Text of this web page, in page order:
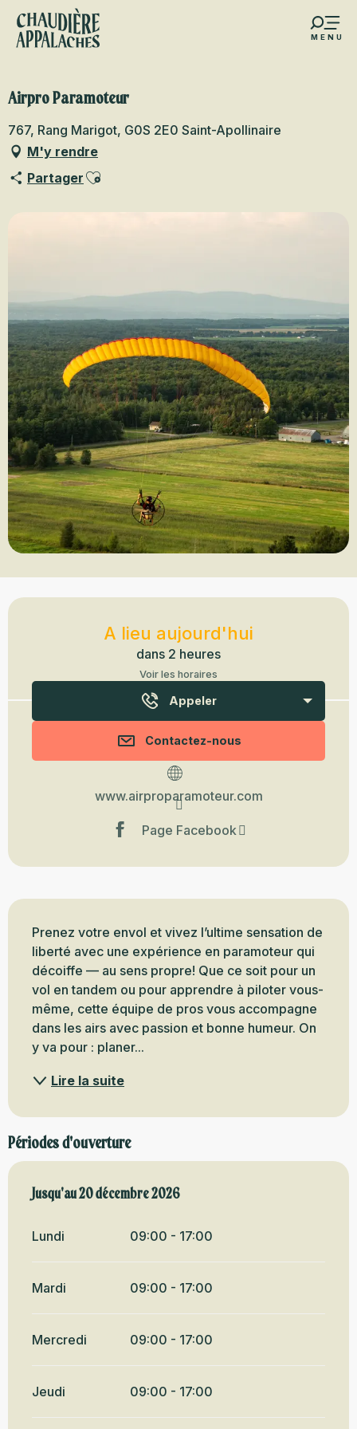
Aller
contenu
MENU
favoris
Airpro Paramoteur
767, Rang Marigot, G0S 2E0 Saint-Apollinaire
M'y rendre
Partager Ajouter aux favoris
Ouverture et coordonnées
A lieu aujourd'hui
dans 2 heures
Voir les horaires
Appeler
Contactez-nous
www.airproparamoteur.com
Page Facebook
Description
Prenez votre envol et vivez l’ultime sensation de
liberté avec une expérience en paramoteur qui
décoiffe — au sens propre! Que ce soit pour un
vol en tandem ou pour apprendre à piloter vous-
même, cette équipe de pros vous accompagne
dans les airs avec passion et bonne humeur. On
y va pour : planer...
Lire la suite
Périodes d'ouverture
Du1 avril 2026au20 décembre 2026
Jusqu'au20 décembre 2026
Lundi 09:00 - 17:00
Mardi 09:00 - 17:00
Mercredi 09:00 - 17:00
Jeudi 09:00 - 17:00